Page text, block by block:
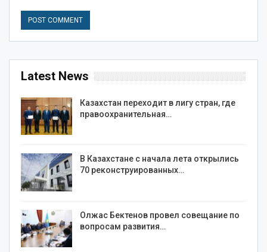
Latest News
Казахстан переходит в лигу стран, где
правоохранительная…
В Казахстане с начала лета открылись
70 реконструированных…
Олжас Бектенов провел совещание по
вопросам развития…